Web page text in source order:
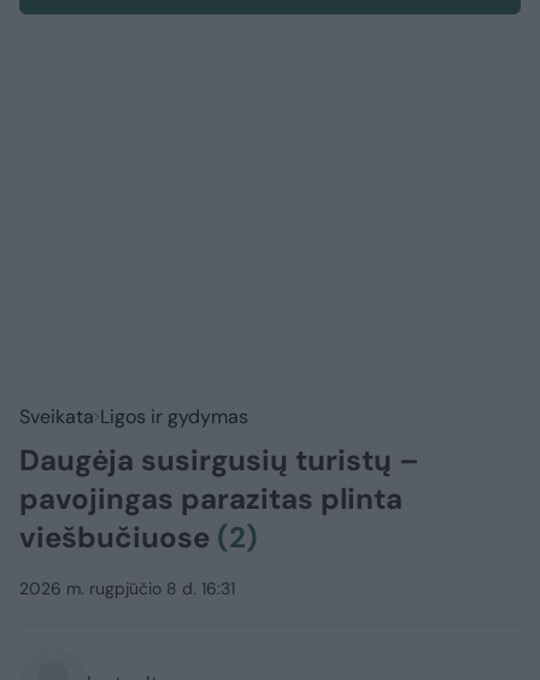
Sveikata Ligos ir gydymas
Daugėja susirgusių turistų –
pavojingas parazitas plinta
viešbučiuose (2)
2026 m. rugpjūčio 8 d. 16:31